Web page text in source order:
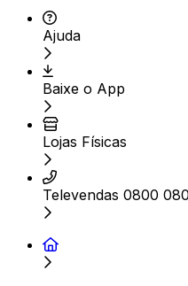
Ajuda
Baixe o App
Lojas Físicas
Televendas 0800